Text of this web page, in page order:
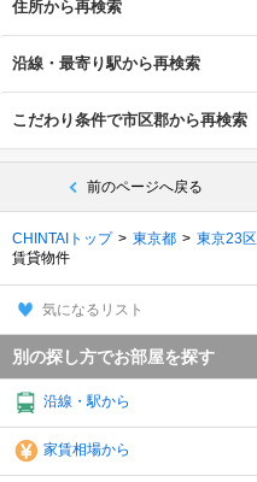
住所から再検索
沿線・最寄り駅から再検索
こだわり条件で市区郡から再検索
前のページへ戻る
CHINTAIトップ 東京都 東京23区
賃貸物件
気になるリスト
別の探し方でお部屋を探す
沿線・駅から
家賃相場から